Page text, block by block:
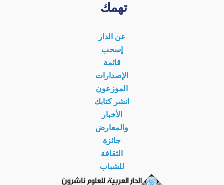
تهمك
عن الدار
إسحب
قائمة
الإصدارات
الموزعون
انشر كتابك
الأخبار
والمعارض
جائزة
الثقافة
للشباب